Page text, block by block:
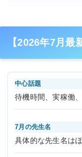
【2026年7月最
中心話題
待機時間、実稼働
7月の先生名
具体的な先生名は